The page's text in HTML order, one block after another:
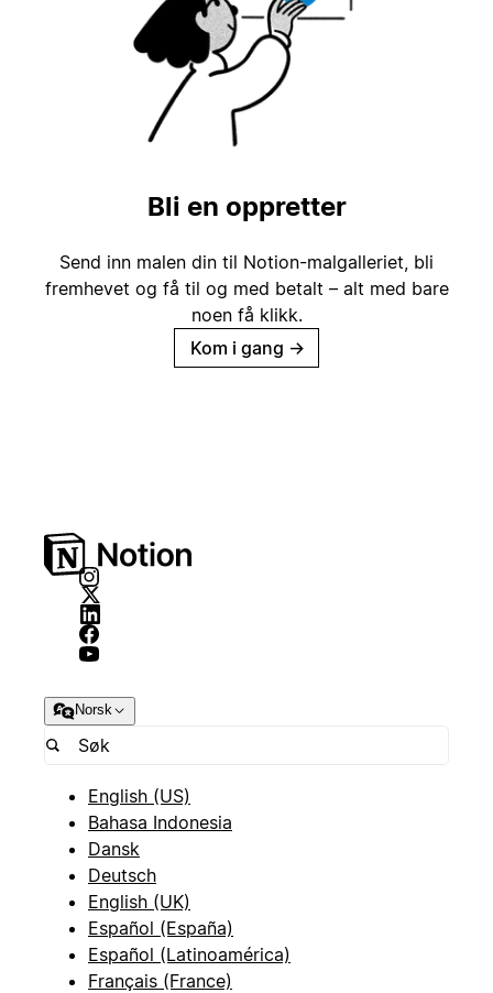
Bli en oppretter
Send inn malen din til Notion-malgalleriet, bli
fremhevet og få til og med betalt – alt med bare
noen få klikk.
Kom i gang →
Norsk
English (US)
Bahasa Indonesia
Dansk
Deutsch
English (UK)
Español (España)
Español (Latinoamérica)
Français (France)